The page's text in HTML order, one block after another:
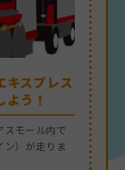
キスプレス
う！
スモール内で
ン）が走りま
キスプレス
う！
スモール内で
ン）が走りま
キスプレス
う！
スモール内で
ン）が走りま
キスプレス
う！
スモール内で
ン）が走りま
キスプレス
う！
スモール内で
ン）が走りま
キスプレス
う！
スモール内で
ン）が走りま
キスプレス
う！
スモール内で
ン）が走りま
キスプレス
う！
スモール内で
ン）が走りま
キスプレス
う！
スモール内で
ン）が走りま
キスプレス
う！
スモール内で
ン）が走りま
キスプレス
う！
スモール内で
ン）が走りま
キスプレス
う！
スモール内で
ン）が走りま
キスプレス
う！
スモール内で
ン）が走りま
キスプレス
う！
スモール内で
ン）が走りま